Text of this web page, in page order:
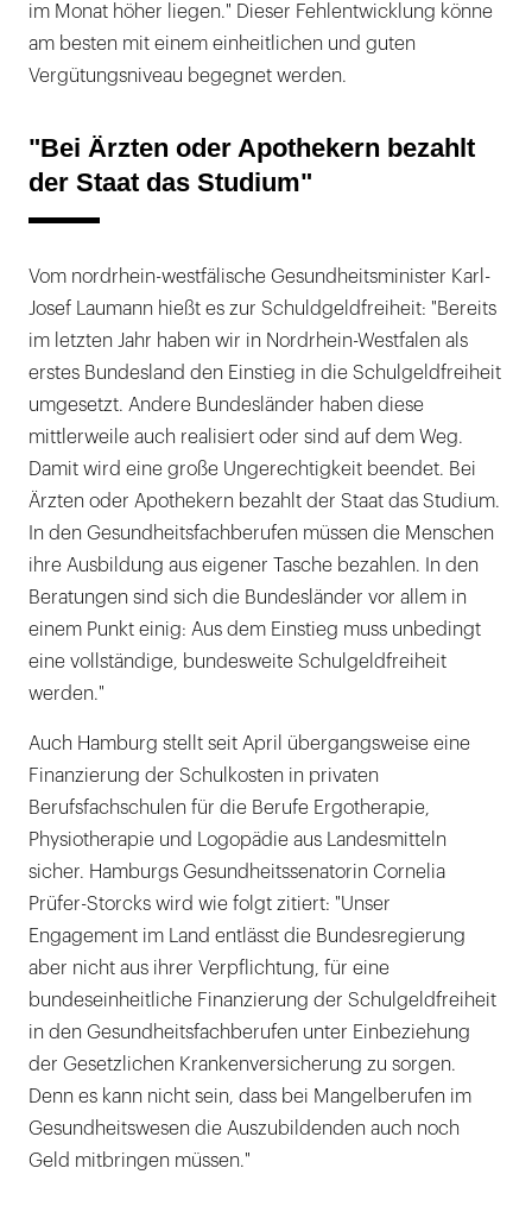
im Monat höher liegen." Dieser Fehlentwicklung könne
am besten mit einem einheitlichen und guten
Vergütungsniveau begegnet werden.
"Bei Ärzten oder Apothekern bezahlt
der Staat das Studium"
Vom nordrhein-westfälische Gesundheitsminister Karl-
Josef Laumann hießt es zur Schuldgeldfreiheit: "Bereits
im letzten Jahr haben wir in Nordrhein-Westfalen als
erstes Bundesland den Einstieg in die Schulgeldfreiheit
umgesetzt. Andere Bundesländer haben diese
mittlerweile auch realisiert oder sind auf dem Weg.
Damit wird eine große Ungerechtigkeit beendet. Bei
Ärzten oder Apothekern bezahlt der Staat das Studium.
In den Gesundheitsfachberufen müssen die Menschen
ihre Ausbildung aus eigener Tasche bezahlen. In den
Beratungen sind sich die Bundesländer vor allem in
einem Punkt einig: Aus dem Einstieg muss unbedingt
eine vollständige, bundesweite Schulgeldfreiheit
werden."
Auch Hamburg stellt seit April übergangsweise eine
Finanzierung der Schulkosten in privaten
Berufsfachschulen für die Berufe Ergotherapie,
Physiotherapie und Logopädie aus Landesmitteln
sicher. Hamburgs Gesundheitssenatorin Cornelia
Prüfer-Storcks wird wie folgt zitiert: "Unser
Engagement im Land entlässt die Bundesregierung
aber nicht aus ihrer Verpflichtung, für eine
bundeseinheitliche Finanzierung der Schulgeldfreiheit
in den Gesundheitsfachberufen unter Einbeziehung
der Gesetzlichen Krankenversicherung zu sorgen.
Denn es kann nicht sein, dass bei Mangelberufen im
Gesundheitswesen die Auszubildenden auch noch
Geld mitbringen müssen."